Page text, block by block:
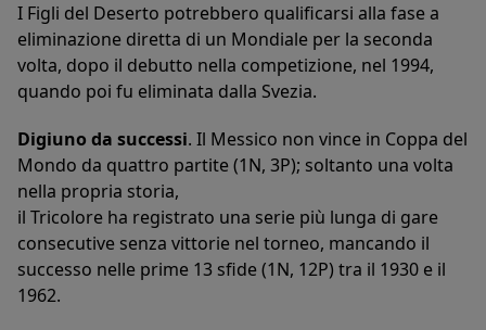
I Figli del Deserto potrebbero qualificarsi alla fase a
eliminazione diretta di un Mondiale per la seconda
volta, dopo il debutto nella competizione, nel 1994,
quando poi fu eliminata dalla Svezia.
Digiuno da successi. Il Messico non vince in Coppa del
Mondo da quattro partite (1N, 3P); soltanto una volta
nella propria storia,
il Tricolore ha registrato una serie più lunga di gare
consecutive senza vittorie nel torneo, mancando il
successo nelle prime 13 sfide (1N, 12P) tra il 1930 e il
1962.